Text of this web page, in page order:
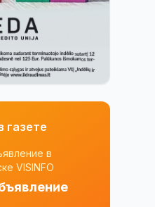
газете
в
VISINFO